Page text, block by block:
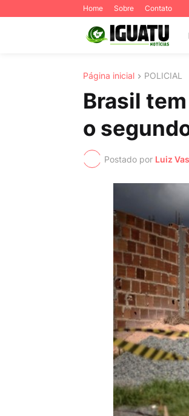
Home Sobre Contato
Página inicial POLICIAL
Brasil
o
Postado por Luiz